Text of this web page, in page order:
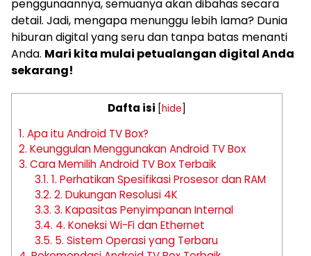
penggunaannya, semuanya akan dibahas secara
detail. Jadi, mengapa menunggu lebih lama? Dunia
hiburan digital yang seru dan tanpa batas menanti
Anda. Mari kita mulai petualangan digital Anda
sekarang!
Dafta isi [hide]
1. Apa itu Android TV Box?
2. Keunggulan Menggunakan Android TV Box
3. Cara Memilih Android TV Box Terbaik
3.1. 1. Perhatikan Spesifikasi Prosesor dan RAM
3.2. 2. Dukungan Resolusi 4K
3.3. 3. Kapasitas Penyimpanan Internal
3.4. 4. Koneksi Wi-Fi dan Ethernet
3.5. 5. Sistem Operasi yang Terbaru